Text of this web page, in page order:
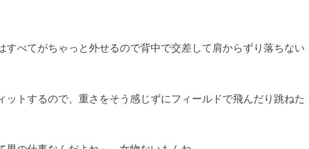
すべてがちゃっと外せるので背中で交差して肩からずり落ちない
ットするので、重さをそう感じずにフィールドで飛んだり跳ねた